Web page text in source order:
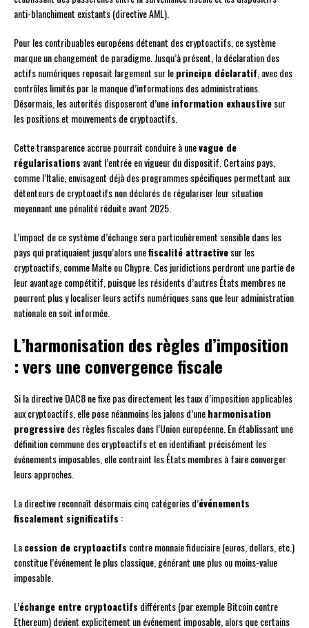
anti-blanchiment existants (directive AML).
Pour les contribuables européens détenant des cryptoactifs, ce système
marque un changement de paradigme. Jusqu’à présent, la déclaration des
actifs numériques reposait largement sur leprincipe déclaratif , avec des
contrôles limités par le manque d’informations des administrations.
Désormais, les autorités disposeront d’uneinformation exhaustivesur
les positions et mouvements de cryptoactifs.
Cette transparence accrue pourrait conduire à unevague de
régularisations avant l’entrée en vigueur du dispositif. Certains pays,
comme l’Italie, envisagent déjà des programmes spécifiques permettant aux
détenteurs de cryptoactifs non déclarés de régulariser leur situation
moyennant une pénalité réduite avant 2025.
L’impact de ce système d’échange sera particulièrement sensible dans les
pays qui pratiquaient jusqu’alors unefiscalité attractivesur les
cryptoactifs, comme Malte ou Chypre. Ces juridictions perdront une partie de
leur avantage compétitif, puisque les résidents d’autres États membres ne
pourront plus y localiser leurs actifs numériques sans que leur administration
nationale en soit informée.
L’harmonisation des règles d’imposition
: vers une convergence fiscale
Si la directive DAC8 ne fixe pas directement les taux d’imposition applicables
aux cryptoactifs, elle pose néanmoins les jalons d’uneharmonisation
progressivedes règles fiscales dans l’Union européenne. En établissant une
définition commune des cryptoactifs et en identifiant précisément les
événements imposables, elle contraint les États membres à faire converger
leurs approches.
La directive reconnaît désormais cinq catégories d’événements
fiscalement significatifs :
Lacession de cryptoactifs contre monnaie fiduciaire (euros, dollars, etc.)
constitue l’événement le plus classique, générant une plus ou moins-value
imposable.
L’échange entre cryptoactifs différents (par exemple Bitcoin contre
Ethereum) devient explicitement un événement imposable, alors que certains